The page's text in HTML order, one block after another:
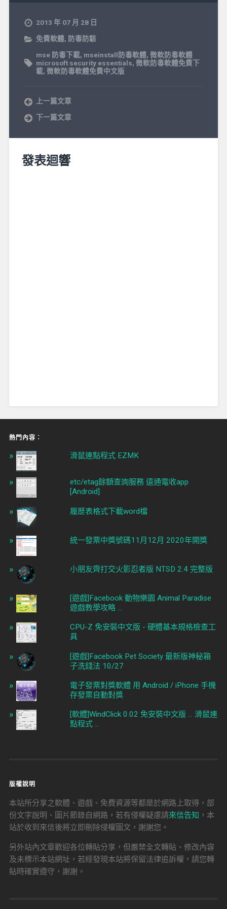
2013 年 07 月 28 日
免費軟體, 防毒防駭
mse 防毒下載, mseinstall防毒軟體, 微軟防毒軟體
microsoft security essentials, 微軟防毒軟體免費下
載, 微軟防毒軟體免費中文版
上一篇文章
下一篇文章
發表迴響
熱門內容︰
滑鼠連點程式 EZMK
etc/etag餘額查詢服務 遠通電收app
[Android]
履歷表格式下載word檔
統一發票中獎號碼11月12月 2020年開獎
小朋友齊打交火影忍者版 NTSD 2.4 完整版
[遊戲]Facebook 動物樂園 Animal Paradise
遊戲教學攻略 ...
CPU-Z 免安裝中文版 - 硬體基本規格檢查工
具
[遊戲]Facebook Pet Society 最新版神秘箱
子洗錢法 10/27
電子發票對獎軟體 用 Android / iPhone 手機
存發票自動對獎
[軟體]WindClick 0.02 免安裝中文版 ... 滑鼠連
點程式 ...
版權說明
本站所分享之軟體、遊戲、免費資源等都是於網路上取得，部
份文字說明、圖片節錄自網路，若有侵權疑慮請來信告知 ，本
站於收到來信後將立即刪除侵權圖文，謝謝您。
另外站內文章歡迎各位轉貼分享，但嚴禁全文轉貼、修改內容
及未標示本站網址，若經發現本站將保留法律追訴權，請您轉
貼時確實遵守，謝謝。